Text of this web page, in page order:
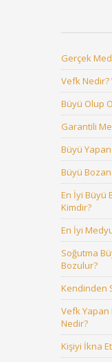
Gerçek
Vefk
Büyü Olup
Garantili
Büyü
Büyü
En İyi Büyü
Kimdir?
En İyi
Soğutma
Bozulur?
Kendinden
Vefk Yapan
Nedir?
Kişiyi İkna